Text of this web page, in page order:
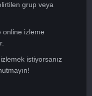
grup veya
online izleme
istiyorsanız